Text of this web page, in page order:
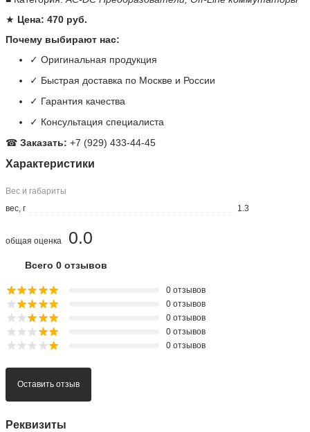
★ Цена: 470 руб.
Почему выбирают нас:
✓ Оригинальная продукция
✓ Быстрая доставка по Москве и России
✓ Гарантия качества
✓ Консультация специалиста
☎Заказать: +7 (929) 433-44-45
Характеристики
Вес и габариты
вес, г
1.3
0.0
общая оценка
Всего 0 отзывов
0 отзывов
0 отзывов
0 отзывов
0 отзывов
0 отзывов
Оставить отзыв
Реквизиты